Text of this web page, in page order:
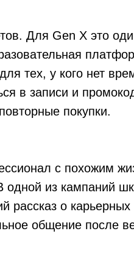
Для Gen X это
тех, у кого нет
в записи и
покупки.
с похожим
одной из кампаний
рассказ о карьерных
общение после